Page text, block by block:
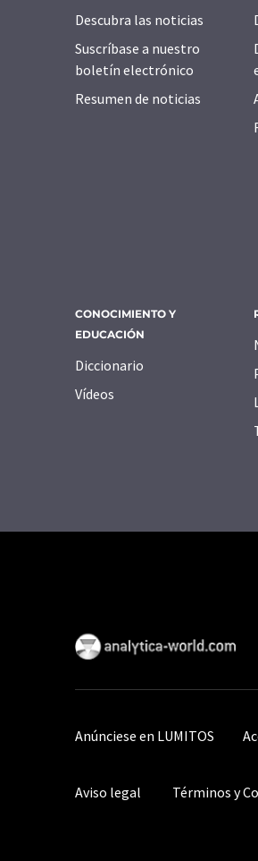
Descubra las noticias
Suscríbase a nuestro
boletín electrónico
Resumen de noticias
CONOCIMIENTO Y
EDUCACIÓN
Diccionario
Vídeos
Anúnciese en LUMITOS
Aviso legal Términos y